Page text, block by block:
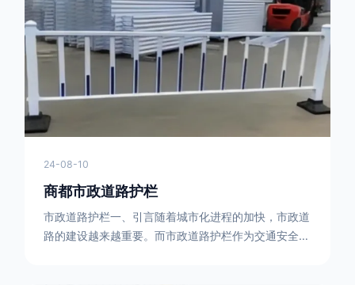
结构，能够承受一定的冲击力。例如，在一些临时交通
管制的现场，三角形框架的拒马护栏可以很方便地拼接
在一起，像一个个小的三角锥形状的结构单
24-08-10
商都市政道路护栏
市政道路护栏一、引言随着城市化进程的加快，市政道
路的建设越来越重要。而市政道路护栏作为交通安全的